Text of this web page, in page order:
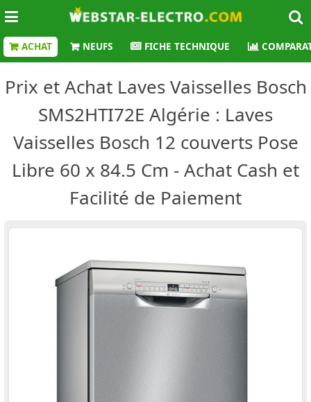
ACHAT NEUFS FICHE TECHNIQUE
Prix et Achat Laves Vaisselles Bosch
SMS2HTI72E Algérie : Laves
Vaisselles Bosch 12 couverts Pose
Libre 60 x 84.5 Cm - Achat Cash et
Facilité de Paiement